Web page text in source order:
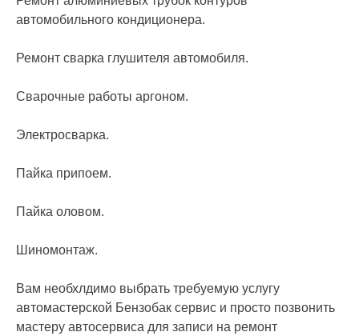
автомобильного кондиционера.
Ремонт сварка глушителя автомобиля.
Сварочные работы аргоном.
Электросварка.
Пайка припоем.
Пайка оловом.
Шиномонтаж.
Вам необхлдимо выбрать требуемую услугу
автомастерской Бензобак сервис и просто позвонить
мастеру автосервиса для записи на ремонт